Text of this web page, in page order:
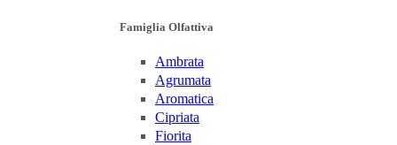
Famiglia Olfattiva
Ambrata
Agrumata
Aromatica
Cipriata
Fiorita